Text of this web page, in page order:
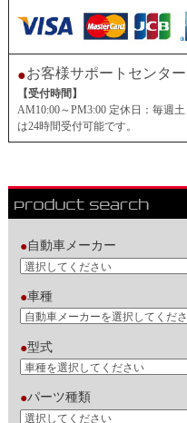
●お客様サポートセンター
【受付時間】
AM10:00～PM3:00 定休日：毎週
は24時間受付可能です。
●自動車メーカー
●車種
●型式
●パーツ種類